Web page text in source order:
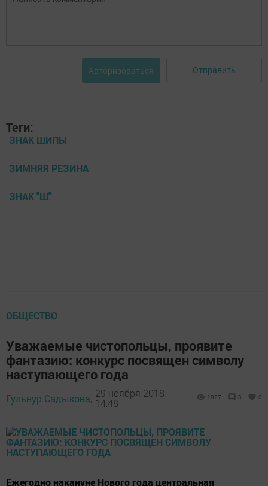
Авторизоваться Отправить
Теги:
ЗНАК ШИПЫ
ЗИМНЯЯ РЕЗИНА
ЗНАК "Ш"
ОБЩЕСТВО
Уважаемые чистопольцы, проявите
фантазию: конкурс посвящен символу
наступающего года
Гульнур Садыкова, 29 ноября 2018 -
14:48
1827 0 0
Ежегодно накануне Нового года центральная